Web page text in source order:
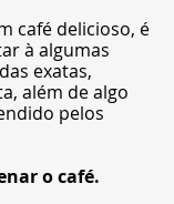
café delicioso, é
à algumas
exatas,
além de algo
pelos
o café.